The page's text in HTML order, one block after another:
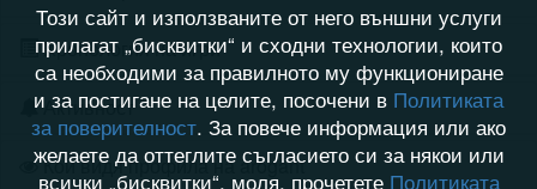
Хронология на игри
Активност
Кой видя профила на arogant
Този сайт и използваните от него външни услуги
прилагат „бисквитки“ и сходни технологии, които
са необходими за правилното му функциониране
и за постигане на целите, посочени в Политиката
за поверителност. За повече информация или ако
желаете да оттеглите съгласието си за някои или
всички „бисквитки“, моля, прочетете Политиката